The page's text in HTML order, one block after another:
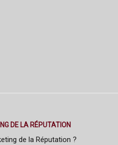
DE LA RÉPUTATION
de la Réputation ?